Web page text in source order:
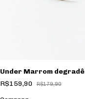
Under Marrom degradê
R$159,90
R$179,90